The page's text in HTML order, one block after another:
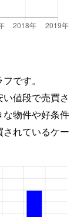
です。
値段で売買さ
物件や好条件
れているケー